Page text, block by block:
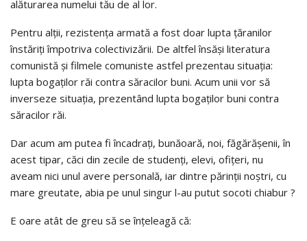
alăturarea numelui tău de al lor.
Pentru alţii, rezistenţa armată a fost doar lupta ţăranilor
înstăriţi împotriva colectivizării. De altfel însăşi literatura
comunistă şi filmele comuniste astfel prezentau situaţia:
lupta bogaţilor răi contra săracilor buni. Acum unii vor să
inverseze situaţia, prezentând lupta bogaţilor buni contra
săracilor răi.
Dar acum am putea fi încadraţi, bunăoară, noi, făgărăşenii, în
acest tipar, căci din zecile de studenţi, elevi, ofiţeri, nu
aveam nici unul avere personală, iar dintre părinţii noştri, cu
mare greutate, abia pe unul singur l-au putut socoti chiabur ?
E oare atât de greu să se înţeleagă că: